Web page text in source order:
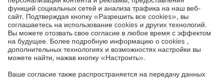
Вторичная переработка отходов электротехнического и
электронного оборудования для клиентов из Италии
Вторичная переработка отходов электротехнического и
электронного оборудования для клиентов из Литвы
Вторичная переработка отходов электротехнического и